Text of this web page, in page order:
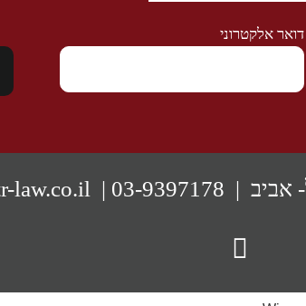
דואר אלקטרוני
03-9397178
| Rinat@shafrutr-law.co.il